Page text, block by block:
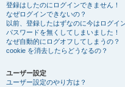
登録はしたのにログインできません！
なぜログインできないの？
以前、登録したはずなのに今はログイ
パスワードを無くしてしまいました！
なぜ自動的にログオフしてしまうの？
cookie を消去したらどうなるの？
ユーザー設定
ユーザー設定のやり方は？